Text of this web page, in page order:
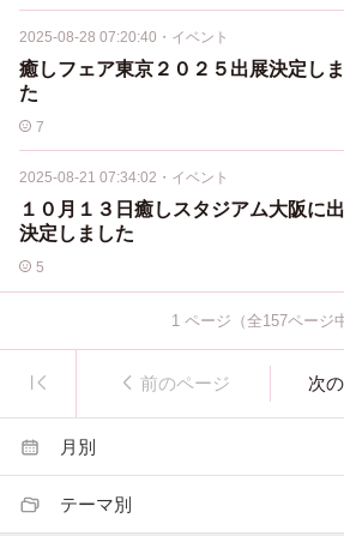
2025-08-28 07:20:40 ・ イベント
癒しフェア東京２０２５出展決定し
た
7
2025-08-21 07:34:02 ・ イベント
１０月１３日癒しスタジアム大阪に
決定しました
5
1 ページ（全157ページ
前のページ 次
月別
テーマ別